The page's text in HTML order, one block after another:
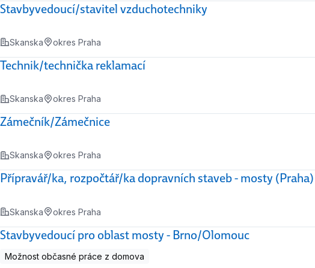
Stavbyvedoucí/stavitel vzduchotechniky
Skanska okres Praha
Technik/technička reklamací
Skanska okres Praha
Zámečník/Zámečnice
Skanska okres Praha
Přípravář/ka, rozpočtář/ka dopravních staveb - mosty (Praha)
Skanska okres Praha
Stavbyvedoucí pro oblast mosty - Brno/Olomouc
Možnost občasné práce z domova